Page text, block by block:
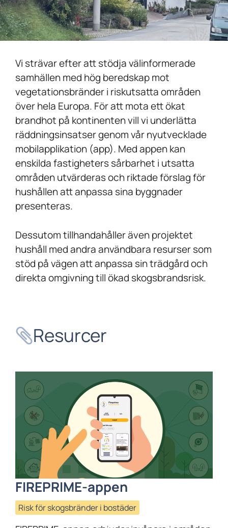
Vi strävar efter att stödja välinformerade
samhällen med hög beredskap mot
vegetationsbränder i riskutsatta områden
över hela Europa. För att mota ett ökat
brandhot på kontinenten vill vi underlätta
räddningsinsatser genom vår nyutvecklade
mobilapplikation (app). Med appen kan
enskilda fastigheters sårbarhet i utsatta
områden utvärderas och riktade förslag för
hushållen att anpassa sina byggnader
presenteras.
Dessutom tillhandahåller även projektet
hushåll med andra användbara resurser som
stöd på vägen att anpassa sin trädgård och
direkta omgivning till ökad skogsbrandsrisk.
Resurcer
FIREPRIME-appen
Risk för skogsbränder i bostäder